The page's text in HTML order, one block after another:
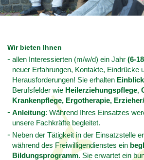
Wir bieten Ihnen
allen Interessierten (m/w/d) ein Jahr (6-
neuer Erfahrungen, Kontakte, Eindrücke
Herausforderungen! Sie erhalten Einblick
Berufsfelder wie Heilerziehungspflege,
Krankenpflege, Ergotherapie,
Anleitung: Während Ihres Einsatzes
unsere Fachkräfte begleitet.
Neben der Tätigkeit in der Einsatzstelle
während des Freiwilligendienstes ein
Bildungsprogramm. Sie erwartet ein